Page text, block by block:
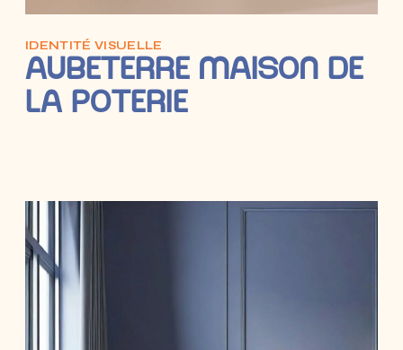
IDENTITÉ VISUELLE
AUBETERRE MAISON DE
LA POTERIE